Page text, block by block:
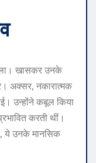
खासकर उनके
अक्सर, नकारात्मक
उन्होंने कबूल किया
करती थीं।
ये उनके मानसिक